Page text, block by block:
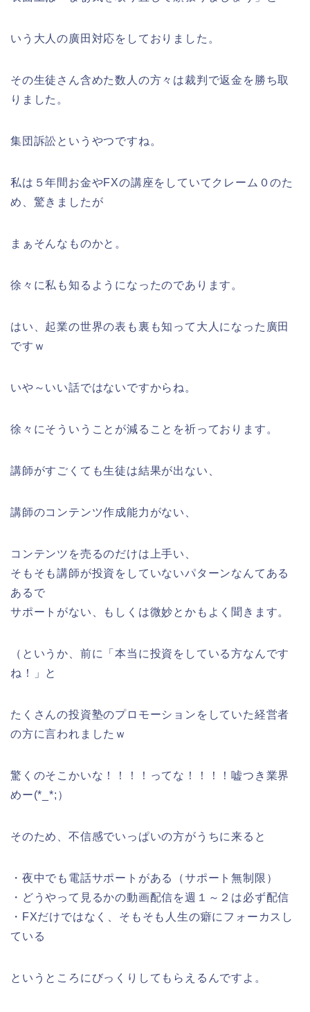
いう大人の廣田対応をしておりました。
その生徒さん含めた数人の方々は裁判で返金を勝ち取
りました。
集団訴訟というやつですね。
私は５年間お金やFXの講座をしていてクレーム０のた
め、驚きましたが
まぁそんなものかと。
徐々に私も知るようになったのであります。
はい、起業の世界の表も裏も知って大人になった廣田
ですｗ
いや～いい話ではないですからね。
徐々にそういうことが減ることを祈っております。
講師がすごくても生徒は結果が出ない、
講師のコンテンツ作成能力がない、
コンテンツを売るのだけは上手い、
そもそも講師が投資をしていないパターンなんてある
あるで
サポートがない、もしくは微妙とかもよく聞きます。
（というか、前に「本当に投資をしている方なんです
ね！」と
たくさんの投資塾のプロモーションをしていた経営者
の方に言われましたｗ
驚くのそこかいな！！！！ってな！！！！嘘つき業界
めー(*_*;）
そのため、不信感でいっぱいの方がうちに来ると
・夜中でも電話サポートがある（サポート無制限）
・どうやって見るかの動画配信を週１～２は必ず配信
・FXだけではなく、そもそも人生の癖にフォーカスし
ている
というところにびっくりしてもらえるんですよ。